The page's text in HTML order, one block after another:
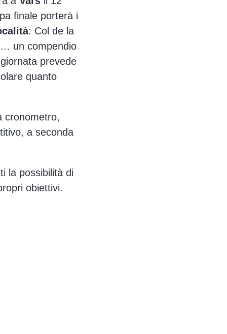
finale porterà i
: Col de la
un compendio
prevede
quanto
cronometro,
a seconda
la possibilità di
obiettivi.